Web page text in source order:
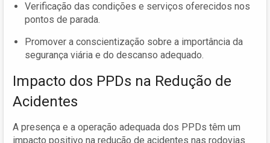
Verificação das condições e serviços oferecidos nos
pontos de parada.
Promover a conscientização sobre a importância da
segurança viária e do descanso adequado.
Impacto dos PPDs na Redução de
Acidentes
A presença e a operação adequada dos PPDs têm um
impacto positivo na redução de acidentes nas rodovias